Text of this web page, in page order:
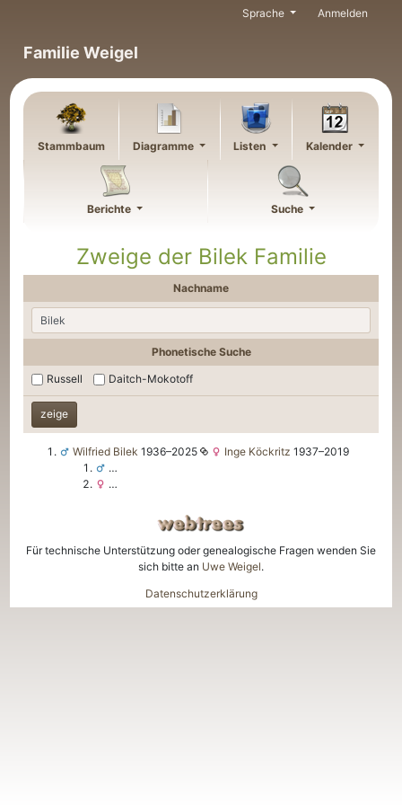
Familie Weigel
Sprache Anmelden
Stammbaum Diagramme Listen Kalender
Berichte Suche
Zweige der Bilek Familie
Nachname
Phonetische Suche
Russell Daitch-Mokotoff
zeige
Wilfried Bilek 1936–2025 Inge Köckritz 1937–2019
…
…
Für technische Unterstützung oder genealogische Fragen wenden Sie
sich bitte an Uwe Weigel.
Datenschutzerklärung